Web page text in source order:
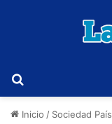
Inicio / Sociedad País